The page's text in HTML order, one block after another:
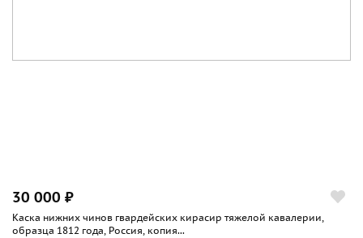
30 000 ₽
Каска нижних чинов гвардейских кирасир тяжелой кавалерии,
образца 1812 года, Россия, копия...